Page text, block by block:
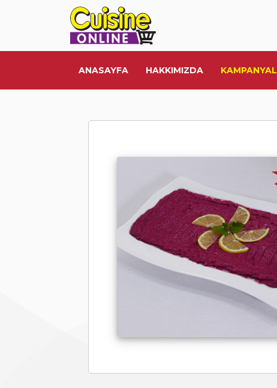
ANASAYFA HAKKIMIZDA